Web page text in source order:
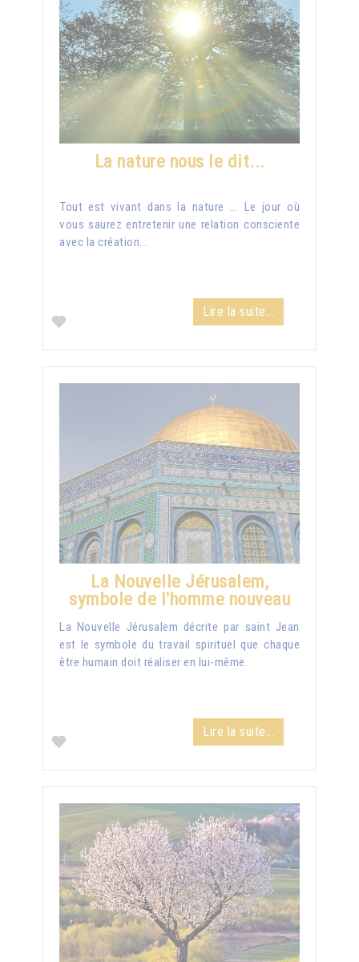
La nature nous le dit...
Tout est vivant dans la nature ... Le jour où
vous saurez entretenir une relation consciente
avec la création...
Lire la suite...
La Nouvelle Jérusalem,
symbole de l'homme nouveau
La Nouvelle Jérusalem décrite par saint Jean
est le symbole du travail spirituel que chaque
être humain doit réaliser en lui-même.
Lire la suite...